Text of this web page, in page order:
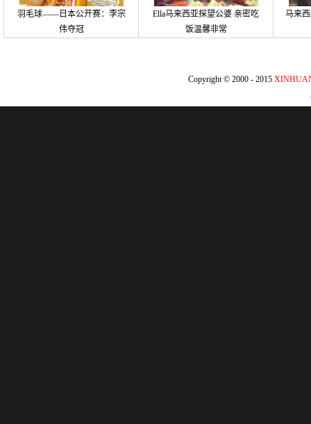
羽毛球——日本公开赛：李宗
伟夺冠
Ella马来西亚探望公婆 亲密吃
饭温馨非常
马来
Copyright © 2000 - 2015